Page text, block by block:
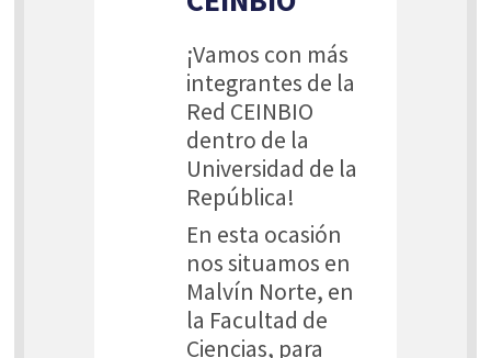
¡Vamos con más
integrantes de la
Red CEINBIO
dentro de la
Universidad de la
República!
En esta ocasión
nos situamos en
Malvín Norte, en
la Facultad de
Ciencias, para